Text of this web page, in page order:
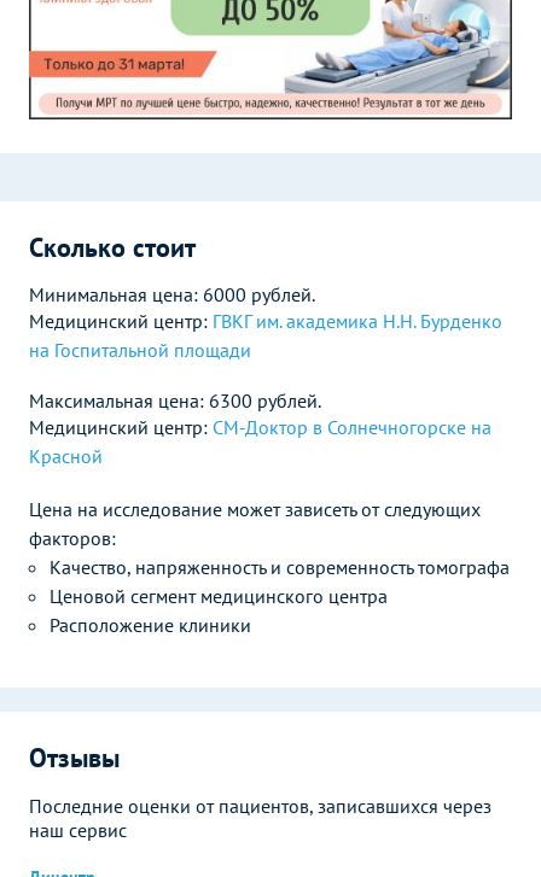
Сколько стоит
Минимальная цена: 6000 рублей.
Медицинский центр: ГВКГ им. академика Н.Н. Бурденко
на Госпитальной площади
Максимальная цена: 6300 рублей.
Медицинский центр: СМ-Доктор в Солнечногорске на
Красной
Цена на исследование может зависеть от следующих
факторов:
Качество, напряженность и современность томографа
Ценовой сегмент медицинского центра
Расположение клиники
Отзывы
Последние оценки от пациентов, записавшихся через
наш сервис